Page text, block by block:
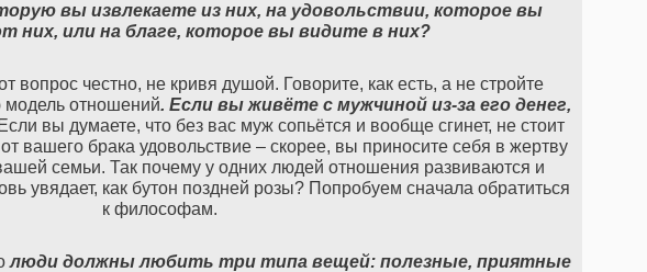
вы извлекаете из них, на удовольствии, которое вы
них, или на благе, которое вы видите в них?
вопрос честно, не кривя душой. Говорите, как есть, а не стройте
отношений. Если вы живёте с мужчиной из-за его денег,
Если вы думаете, что без вас муж сопьётся и вообще сгинет, не стоит
вашего брака удовольствие – скорее, вы приносите себя в жертву
семьи. Так почему у одних людей отношения развиваются и
увядает, как бутон поздней розы? Попробуем сначала обратиться
к философам.
люди должны любить три типа вещей: полезные, приятные